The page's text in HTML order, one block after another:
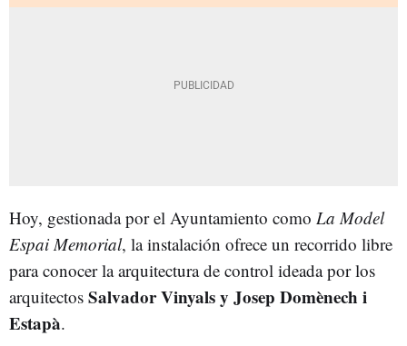
Hoy, gestionada por el Ayuntamiento como La Model
Espai Memorial, la instalación ofrece un recorrido libre
para conocer la arquitectura de control ideada por los
arquitectos Salvador Vinyals y Josep Domènech i
Estapà.